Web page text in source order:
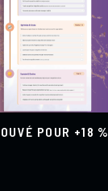
POUR +18 %